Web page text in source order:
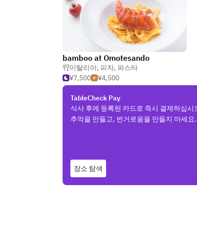
bamboo at Omotesando
이탈리아, 피자, 파스타
¥7,500
¥4,500
TableCheck Pay
식사 후에 등록된 카드로 즉시 결제하십시
추억을 만들고, 번거로움을 만들지 마세요.
장소 탐색